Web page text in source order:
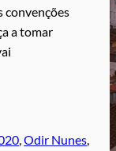
convenções
a tomar
, Odir Nunes